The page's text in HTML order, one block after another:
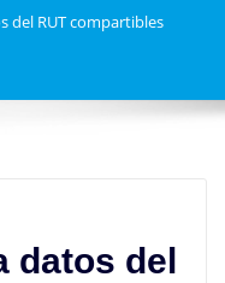
del RUT compartibles
datos del